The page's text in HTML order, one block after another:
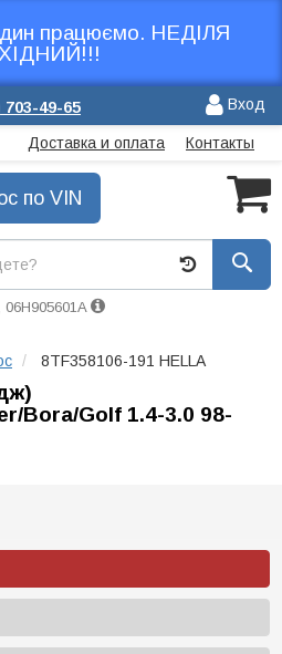
працюємо. НЕДІЛЯ
703-49-65 Вход
Доставка и оплата Контакты
по VIN
8TF358106-191 HELLA
Bora/Golf 1.4-3.0 98-